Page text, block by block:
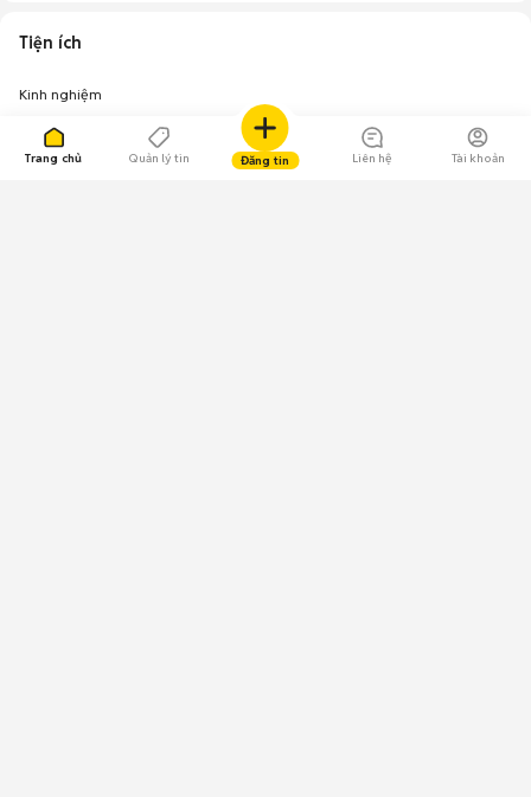
Trang chủ Quản lý tin Đăng tin Liên hệ Tài khoản
Tiện ích
Kinh nghiệm